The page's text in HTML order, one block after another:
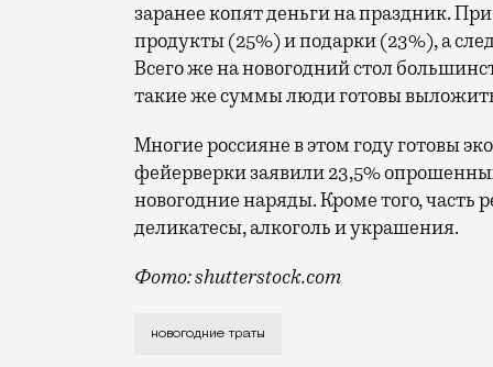
заранее копят деньги на праздник.
продукты (25%) и подарки (23%), а
Всего же на новогодний стол
такие же суммы люди готовы
Многие россияне в этом году готовы
фейерверки заявили 23,5%
новогодние наряды. Кроме того, часть
деликатесы, алкоголь и украшения.
Фото: shutterstock.com
Людям приходится экономить, чтобы
новогодние траты